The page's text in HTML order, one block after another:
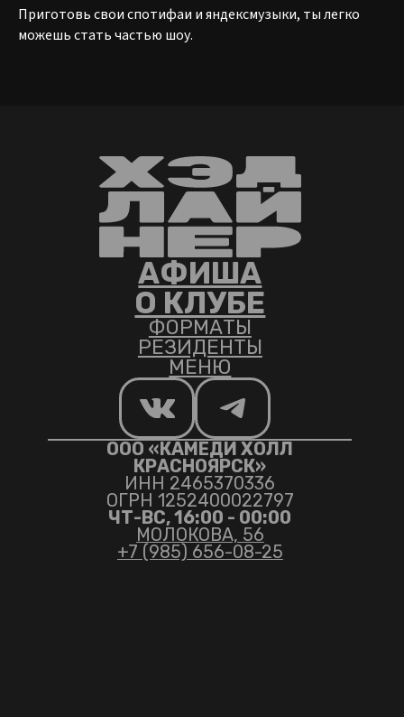
Приготовь свои спотифаи и яндексмузыки, ты легко
можешь стать частью шоу.
МОЛОКОВА, 56
+7 (985) 656-08-25